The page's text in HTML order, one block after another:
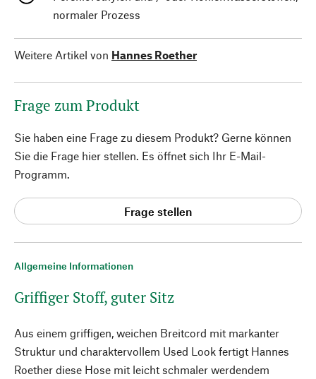
Allgemeine Informationen
Griffiger Stoff, guter Sitz
Aus einem griffigen, weichen Breitcord mit markanter
Struktur und charaktervollem Used Look fertigt Hannes
Roether diese Hose mit leicht schmaler werdendem
normaler Prozess
Weitere Artikel von Hannes Roether
Frage zum Produkt
Sie haben eine Frage zu diesem Produkt? Gerne können
Sie die Frage hier stellen. Es öffnet sich Ihr E-Mail-
Programm.
Frage stellen